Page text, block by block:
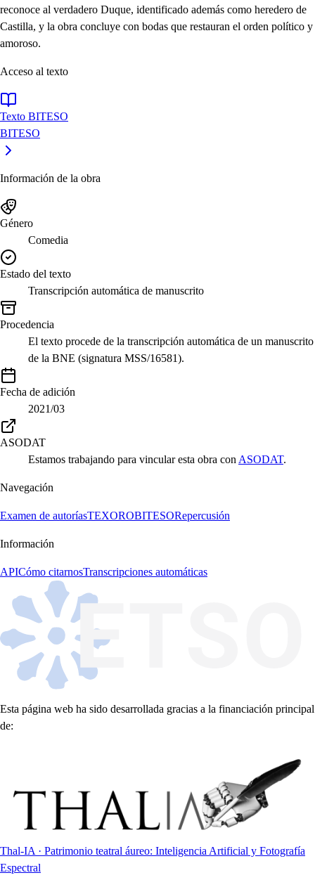
reconoce al verdadero Duque, identificado además como heredero de
Castilla, y la obra concluye con bodas que restauran el orden político y
amoroso.
Acceso al texto
Texto BITESO
BITESO
Información de la obra
Género
Comedia
Estado del texto
Transcripción automática de manuscrito
Procedencia
El texto procede de la transcripción automática de un manuscrito
de la BNE (signatura MSS/16581).
Fecha de adición
2021/03
ASODAT
Estamos trabajando para vincular esta obra con ASODAT.
Navegación
Examen de autoríasTEXOROBITESORepercusión
Información
APICómo citarnosTranscripciones automáticas
Esta página web ha sido desarrollada gracias a la financiación principal
de:
Thal-IA · Patrimonio teatral áureo: Inteligencia Artificial y Fotografía
Espectral